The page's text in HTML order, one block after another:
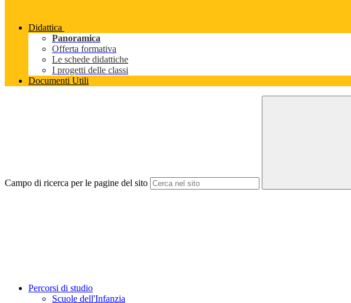
Didattica
Panoramica
Offerta formativa
Le schede didattiche
I progetti delle classi
Documenti Utili
Campo di ricerca per le pagine del sito
Percorsi di studio
Scuole dell'Infanzia